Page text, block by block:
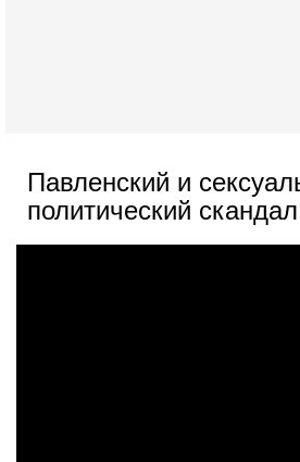
Павленский и
политический